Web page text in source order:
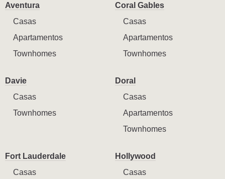
Aventura
Casas
Apartamentos
Townhomes
Coral Gables
Casas
Apartamentos
Townhomes
Davie
Casas
Townhomes
Doral
Casas
Apartamentos
Townhomes
Fort Lauderdale
Casas
Hollywood
Casas